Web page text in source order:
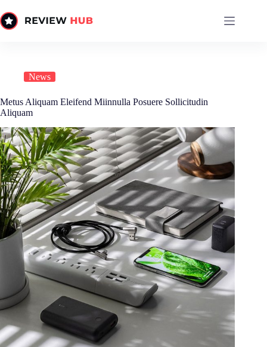
to
content
News
Metus Aliquam Eleifend Miinnulla Posuere Sollicitudin
Aliquam